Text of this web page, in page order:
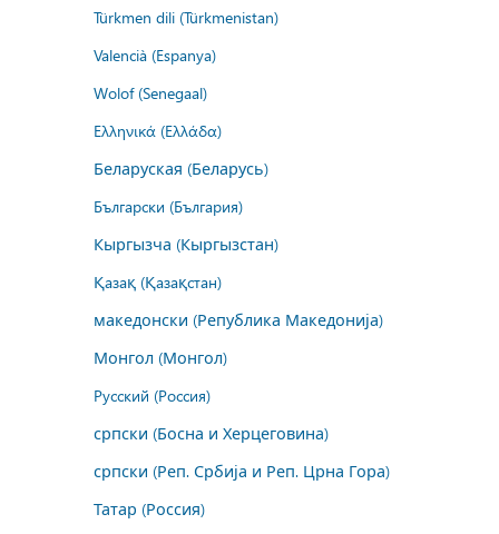
Türkmen dili (Türkmenistan)
Valencià (Espanya)
Wolof (Senegaal)
Ελληνικά (Ελλάδα)
Беларуская (Беларусь)
Български (България)
Кыргызча (Кыргызстан)
Қазақ (Қазақстан)
македонски (Република Македонија)
Монгол (Монгол)
Русский (Россия)
српски (Босна и Херцеговина)
српски (Реп. Србија и Реп. Црна Гора)
Татар (Россия)